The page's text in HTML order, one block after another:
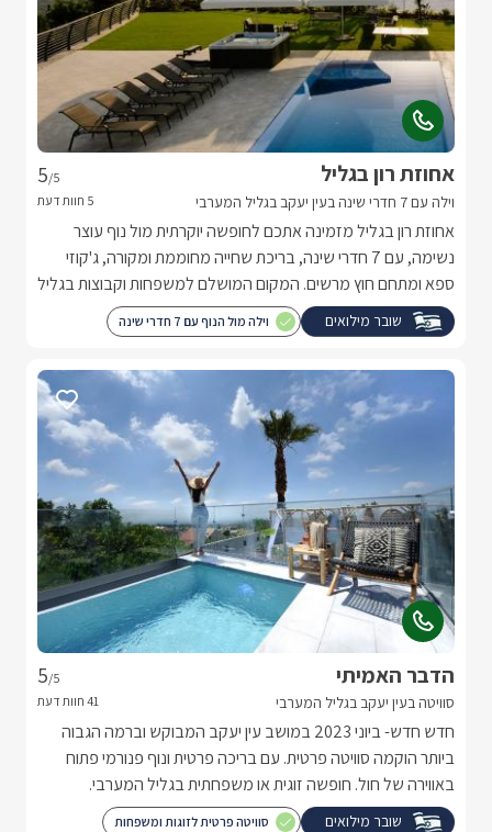
אחוזת רון בגליל
וילה עם 7 חדרי שינה בעין יעקב בגליל המערבי
5/5
אחוזת רון בגליל מזמינה אתכם לחופשה יוקרתית מול נוף עוצר
נשימה, עם 7 חדרי שינה, בריכת שחייה מחוממת ומקורה, ג'קוזי
ספא ומתחם חוץ מרשים. המקום המושלם למשפחות וקבוצות בגליל
המערבי.שובר מילואים וילה מול הנוף עם 7 חדרי שינה
הדבר האמיתי
סוויטה בעין יעקב בגליל המערבי
5/5
חדש חדש- ביוני 2023 במושב עין יעקב המבוקש וברמה הגבוה
ביותר הוקמה סוויטה פרטית. עם בריכה פרטית ונוף פנורמי פתוח
באווירה של חול. חופשה זוגית או משפחתית בגליל המערבי.
שובר מילואים סוויטה פרטית לזוגות ומשפחות